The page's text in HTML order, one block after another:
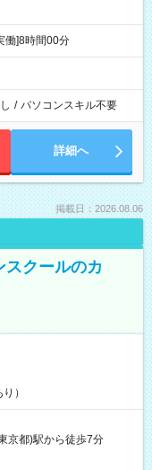
働]8時間00分
/ パソコンスキル不要
詳細へ
掲載日：2026.08.06
スクールのカ
）
京都)駅から徒歩7分